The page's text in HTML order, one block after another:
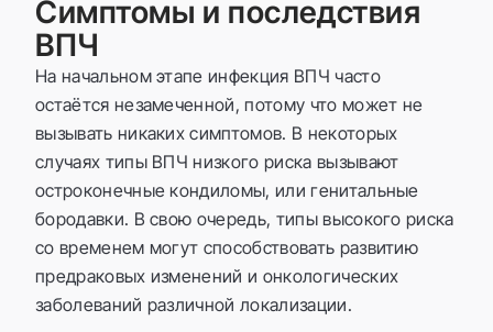
Симптомы и последствия
ВПЧ
На начальном этапе инфекция ВПЧ часто
остаётся незамеченной, потому что может не
вызывать никаких симптомов. В некоторых
случаях типы ВПЧ низкого риска вызывают
остроконечные кондиломы, или генитальные
бородавки. В свою очередь, типы высокого риска
со временем могут способствовать развитию
предраковых изменений и онкологических
заболеваний различной локализации.